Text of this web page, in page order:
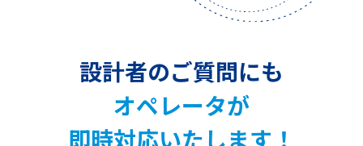
設計者のご質問にも
オペレータが
即時対応いたします！